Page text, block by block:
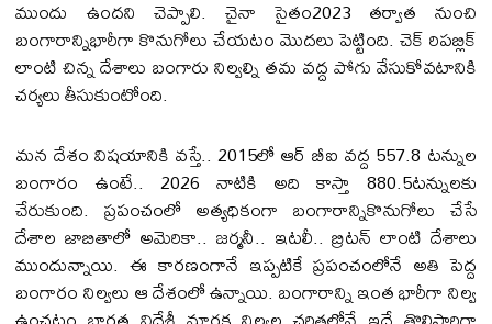
ముందు ఉందని చెప్పాలి. చైనా సైతం2023 తర్వాత నుంచి
బంగారాన్నిభారీగా కొనుగోలు చేయటం మొదలు పెట్టింది. చెక్ రిపబ్లిక్
లాంటి చిన్న దేశాలు బంగారు నిల్వల్ని తమ వద్ద పోగు వేసుకోవటానికి
చర్యలు తీసుకుంటోంది.
మన దేశం విషయానికి వస్తే.. 2015లో ఆర్ బీఐ వద్ద 557.8 టన్నుల
బంగారం ఉంటే.. 2026 నాటికి అది కాస్తా 880.5టన్నులకు
చేరుకుంది. ప్రపంచంలో అత్యధికంగా బంగారాన్నికొనుగోలు చేసే
దేశాల జాబితాలో అమెరికా.. జర్మనీ.. ఇటలీ.. బ్రిటన్ లాంటి దేశాలు
ముందున్నాయి. ఈ కారణంగానే ఇప్పటికే ప్రపంచంలోనే అతి పెద్ద
బంగారం నిల్వలు ఆ దేశంలో ఉన్నాయి. బంగారాన్ని ఇంత భారీగా నిల్వ